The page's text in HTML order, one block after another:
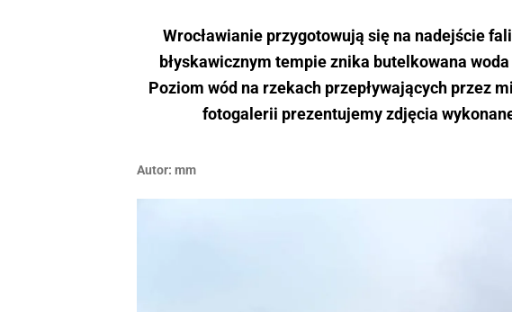
Wrocławianie przygotowują się na nadejście
błyskawicznym tempie znika butelkowana
Poziom wód na rzekach przepływających przez
fotogalerii prezentujemy zdjęcia
Autor: mm